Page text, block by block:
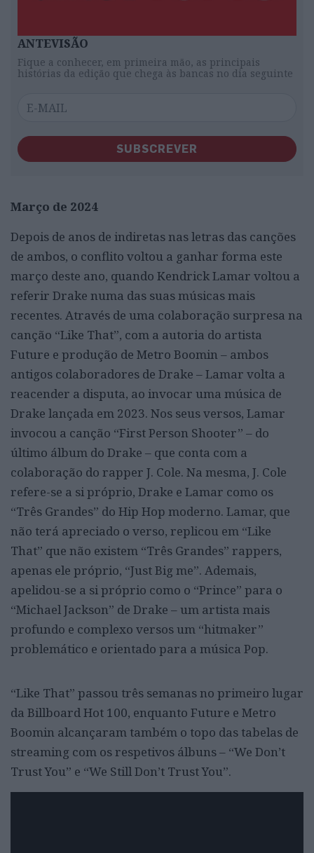
ANTEVISÃO
Fique a conhecer, em primeira mão, as principais
histórias da edição que chega às bancas no dia seguinte
SUBSCREVER
Março de 2024
Depois de anos de indiretas nas letras das canções
de ambos, o conflito voltou a ganhar forma este
março deste ano, quando Kendrick Lamar voltou a
referir Drake numa das suas músicas mais
recentes. Através de uma colaboração surpresa na
canção “Like That”, com a autoria do artista
Future e produção de Metro Boomin – ambos
antigos colaboradores de Drake – Lamar volta a
reacender a disputa, ao invocar uma música de
Drake lançada em 2023. Nos seus versos, Lamar
invocou a canção “First Person Shooter” – do
último álbum do Drake – que conta com a
colaboração do rapper J. Cole. Na mesma, J. Cole
refere-se a si próprio, Drake e Lamar como os
“Três Grandes” do Hip Hop moderno. Lamar, que
não terá apreciado o verso, replicou em “Like
That” que não existem “Três Grandes” rappers,
apenas ele próprio, “Just Big me”. Ademais,
apelidou-se a si próprio como o “Prince” para o
“Michael Jackson” de Drake – um artista mais
profundo e complexo versos um “hitmaker”
problemático e orientado para a música Pop.
“Like That” passou três semanas no primeiro lugar
da Billboard Hot 100, enquanto Future e Metro
Boomin alcançaram também o topo das tabelas de
streaming com os respetivos álbuns – “We Don’t
Trust You” e “We Still Don’t Trust You”.